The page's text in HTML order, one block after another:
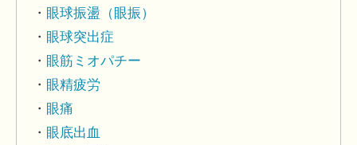
眼球振盪（眼振）
眼球突出症
眼筋ミオパチー
眼精疲労
眼痛
眼底出血